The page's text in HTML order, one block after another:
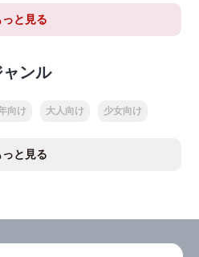
っと見る
ャンル
向け 大人向け 少女向け
っと見る